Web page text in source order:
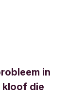
in
kloof die